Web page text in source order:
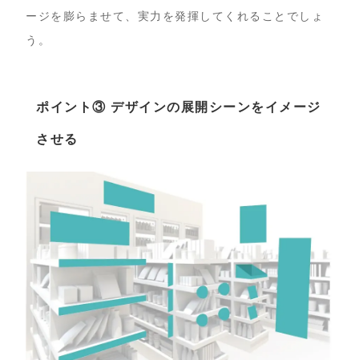
ージを膨らませて、実力を発揮してくれることでしょ
う。
ポイント③ デザインの展開シーンをイメージ
させる